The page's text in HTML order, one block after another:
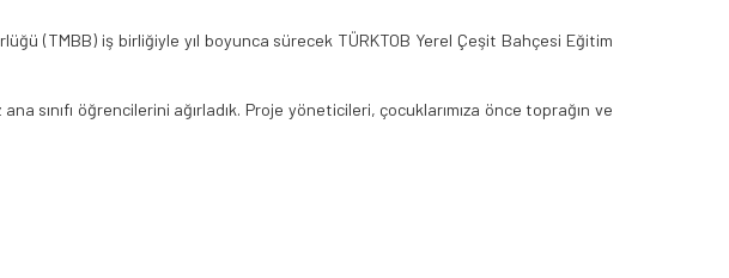
(TMBB) iş birliğiyle yıl boyunca sürecek TÜRKTOB Yerel Çeşit Bahçesi Eğitim
sınıfı öğrencilerini ağırladık. Proje yöneticileri, çocuklarımıza önce toprağın ve